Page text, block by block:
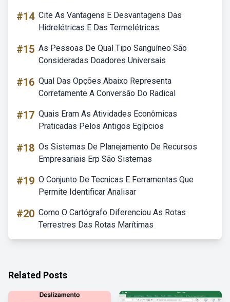
#14 Cite As Vantagens E Desvantagens Das
Hidrelétricas E Das Termelétricas
#15 As Pessoas De Qual Tipo Sanguíneo São
Consideradas Doadores Universais
#16 Qual Das Opções Abaixo Representa
Corretamente A Conversão Do Radical
#17 Quais Eram As Atividades Econômicas
Praticadas Pelos Antigos Egípcios
#18 Os Sistemas De Planejamento De Recursos
Empresariais Erp São Sistemas
#19 O Conjunto De Tecnicas E Ferramentas Que
Permite Identificar Analisar
#20 Como O Cartógrafo Diferenciou As Rotas
Terrestres Das Rotas Marítimas
Related Posts